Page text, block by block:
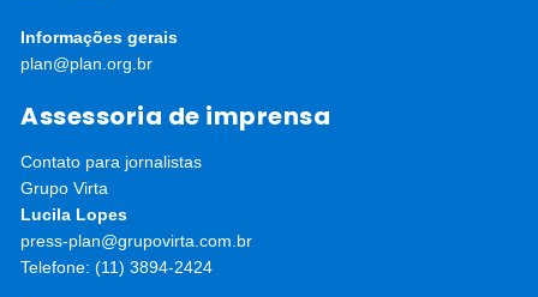
Informações gerais
plan@plan.org.br
Assessoria de imprensa
Contato para jornalistas
Grupo Virta
Lucila Lopes
press-plan@grupovirta.com.br
Telefone: (11) 3894-2424